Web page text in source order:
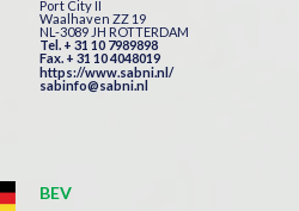
Port City II
Waalhaven ZZ 19
NL-3089 JH ROTTERDAM
Tel. + 31 10 7989898
Fax. + 31 10 4048019
https://www.sabni.nl/
sabinfo@sabni.nl
BEV